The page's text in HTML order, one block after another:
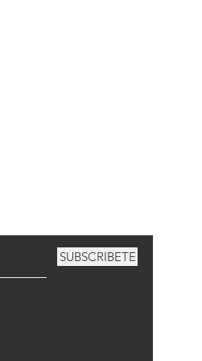
SUBSCRIBETE